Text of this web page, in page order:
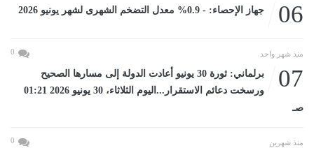
06 جهاز الإحصاء: - 0.9% معدل التضخم الشهرى لشهر يونيو 2026
منذ شهر واحد 0
07
برلماني: ثورة 30 يونيو أعادت الدولة إلى مسارها الصحيح
ورسخت دعائم الاستقرار...اليوم الثلاثاء، 30 يونيو 2026 01:21
صـ
منذ شهرين 0